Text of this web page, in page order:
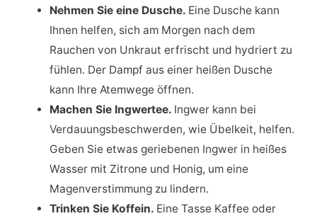
Nehmen Sie eine Dusche. Eine Dusche kann
Ihnen helfen, sich am Morgen nach dem
Rauchen von Unkraut erfrischt und hydriert zu
fühlen. Der Dampf aus einer heißen Dusche
kann Ihre Atemwege öffnen.
Machen Sie Ingwertee. Ingwer kann bei
Verdauungsbeschwerden, wie Übelkeit, helfen.
Geben Sie etwas geriebenen Ingwer in heißes
Wasser mit Zitrone und Honig, um eine
Magenverstimmung zu lindern.
Trinken Sie Koffein. Eine Tasse Kaffee oder